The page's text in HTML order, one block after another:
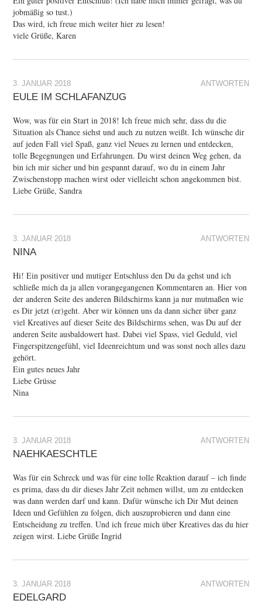
jobmäßig so tust.)
Das wird, ich freue mich weiter hier zu lesen!
viele Grüße, Karen
ANTWORTEN
3. JANUAR 2018
EULE IM SCHLAFANZUG
Wow, was für ein Start in 2018! Ich freue mich sehr, dass du die
Situation als Chance siehst und auch zu nutzen weißt. Ich wünsche dir
auf jeden Fall viel Spaß, ganz viel Neues zu lernen und entdecken,
tolle Begegnungen und Erfahrungen. Du wirst deinen Weg gehen, da
bin ich mir sicher und bin gespannt darauf, wo du in einem Jahr
Zwischenstopp machen wirst oder vielleicht schon angekommen bist.
Liebe Grüße, Sandra
ANTWORTEN
3. JANUAR 2018
NINA
Hi! Ein positiver und mutiger Entschluss den Du da gehst und ich
schließe mich da ja allen vorangegangenen Kommentaren an. Hier von
der anderen Seite des anderen Bildschirms kann ja nur mutmaßen wie
es Dir jetzt (er)geht. Aber wir können uns da dann sicher über ganz
viel Kreatives auf dieser Seite des Bildschirms sehen, was Du auf der
anderen Seite ausbaldowert hast. Dabei viel Spass, viel Geduld, viel
Fingerspitzengefühl, viel Ideenreichtum und was sonst noch alles dazu
gehört.
Ein gutes neues Jahr
Liebe Grüsse
Nina
ANTWORTEN
3. JANUAR 2018
NAEHKAESCHTLE
Was für ein Schreck und was für eine tolle Reaktion darauf – ich finde
es prima, dass du dir dieses Jahr Zeit nehmen willst, um zu entdecken
was dann werden darf und kann. Dafür wünsche ich Dir Mut deinen
Ideen und Gefühlen zu folgen, dich auszuprobieren und dann eine
Entscheidung zu treffen. Und ich freue mich über Kreatives das du hier
zeigen wirst. Liebe Grüße Ingrid
ANTWORTEN
3. JANUAR 2018
EDELGARD